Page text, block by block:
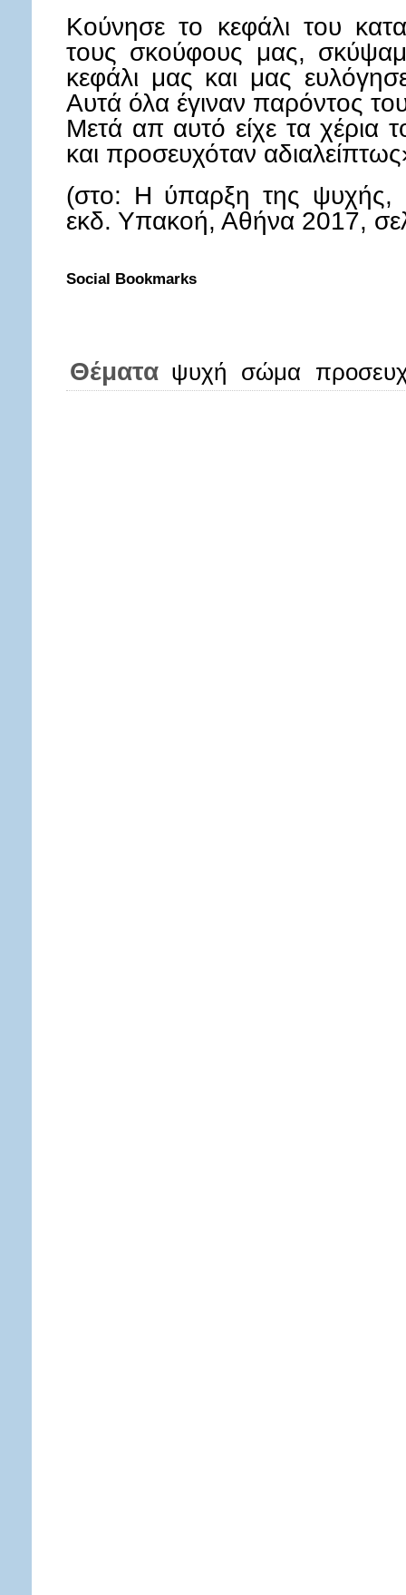
Κούνησε το κεφάλι του
τους σκούφους μας,
κεφάλι μας και μας
Αυτά όλα έγιναν παρόντος
Μετά απ αυτό είχε τα
και προσευχόταν
(στο: Η ύπαρξη της ψυχής,
εκδ. Υπακοή, Αθήνα 2017,
Social Bookmarks
Θέματα ψυχή σώμα